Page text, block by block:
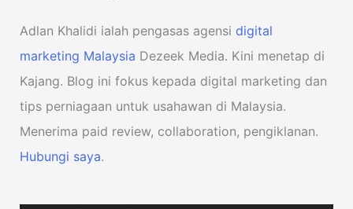
Adlan Khalidi ialah pengasas agensi digital
marketing Malaysia Dezeek Media. Kini menetap di
Kajang. Blog ini fokus kepada digital marketing dan
tips perniagaan untuk usahawan di Malaysia.
Menerima paid review, collaboration, pengiklanan.
Hubungi saya.